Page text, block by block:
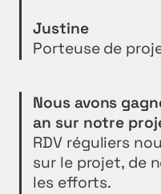
Justine
Porteuse de
Nous avons
an sur notre
RDV réguliers
sur le projet, de
les efforts.